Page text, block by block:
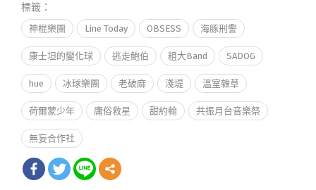
標籤：
神棍樂團 Line Today OBSESS 海豚刑警
康士坦的變化球 逃走鮑伯 粗大Band SADOG
hue 冰球樂團 老破麻 淺堤 溫室雜草
荷爾蒙少年 庸俗救星 甜約翰 共振月台音樂祭
無妄合作社